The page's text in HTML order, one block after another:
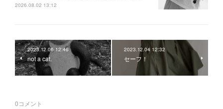
2026.08.02 13:12
2023.12.06 12:46
not a cat.
2023.12.04 12:32
セーフ！
0コメント